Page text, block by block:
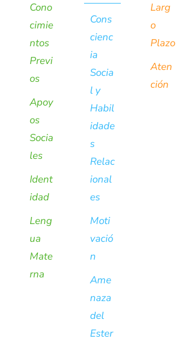
Cono
cimie
ntos
Previ
os
Apoy
os
Socia
les
Ident
idad
Leng
ua
Mate
rna
Cons
cienc
ia
Socia
l y
Habil
idade
s
Relac
ional
es
Moti
vació
n
Ame
naza
del
Ester
Larg
o
Plazo
Aten
ción